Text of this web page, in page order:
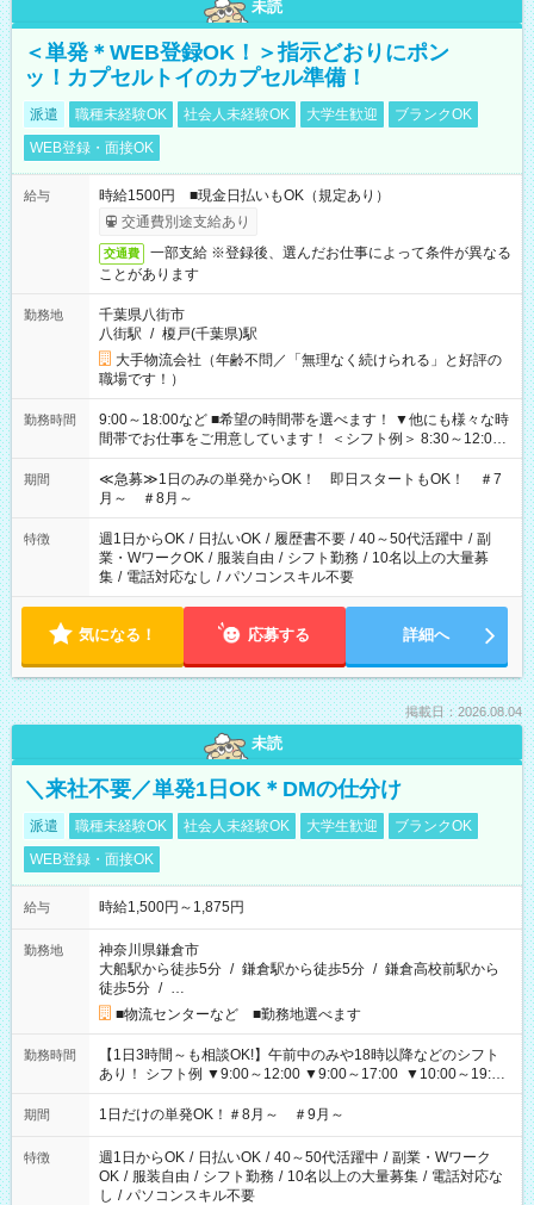
未読
＜単発＊WEB登録OK！＞指示どおりにポン
ッ！カプセルトイのカプセル準備！
派遣 職種未経験OK 社会人未経験OK 大学生歓迎
ブランクOK
WEB登録・面接OK
給与
時給1500円 ■現金日払いもOK（規定あり）
交通費別途支給あり
交通費
一部支給 ※登録後、選んだお仕事によって条件が異なる
ことがあります
勤務地
千葉県八街市
八街駅 / 榎戸(千葉県)駅
大手物流会社（年齢不問／「無理なく続けられる」と好評の
職場です！）
勤務時間
9:00～18:00など ■希望の時間帯を選べます！ ▼他にも様々な時
間帯でお仕事をご用意しています！ ＜シフト例＞ 8:30～12:00
17:00～22:00 13:00～22:00 22:00～翌6:00 など
期間
≪急募≫1日のみの単発からOK！ 即日スタートもOK！ ＃7
月～ ＃8月～
特徴 週1日からOK / 日払いOK / 履歴書不要 / 40～50代活躍中 / 副
業・WワークOK / 服装自由 / シフト勤務 / 10名以上の大量募
集 / 電話対応なし / パソコンスキル不要
気になる！ 応募する 詳細へ
掲載日：2026.08.04
未読
＼来社不要／単発1日OK＊DMの仕分け
派遣 職種未経験OK 社会人未経験OK 大学生歓迎
ブランクOK
WEB登録・面接OK
給与 時給1,500円～1,875円
勤務地
神奈川県鎌倉市
大船駅から徒歩5分 / 鎌倉駅から徒歩5分 / 鎌倉高校前駅から
徒歩5分 / …
■物流センターなど ■勤務地選べます
勤務時間
【1日3時間～も相談OK!】午前中のみや18時以降などのシフト
あり！ シフト例 ▼9:00～12:00 ▼9:00～17:00 ▼10:00～19:00
▼18:00～21:00
期間 1日だけの単発OK！＃8月～ ＃9月～
特徴 週1日からOK / 日払いOK / 40～50代活躍中 / 副業・Wワーク
OK / 服装自由 / シフト勤務 / 10名以上の大量募集 / 電話対応な
し / パソコンスキル不要